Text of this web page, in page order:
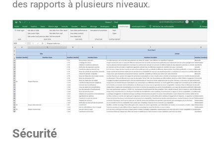
des rapports à plusieurs niveaux.
Sécurité